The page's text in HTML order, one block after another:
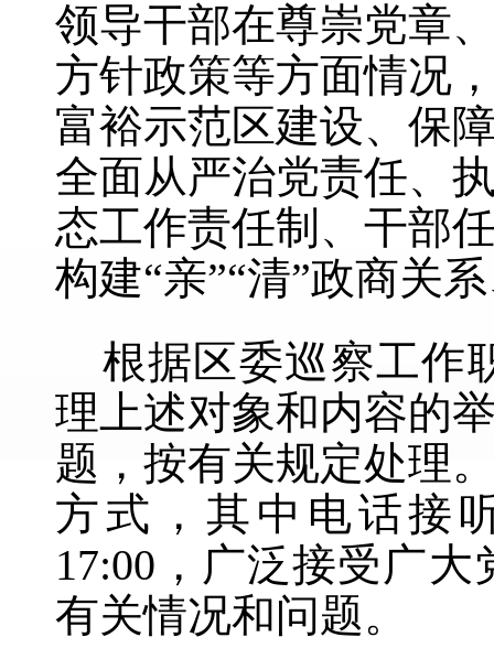
领导干部在尊崇党章
方针政策等方面情况
富裕示范区建设、保
全面从严治党责任、
态工作责任制、干部
构建“亲”“清”政商关系
根据区委巡察工作
理上述对象和内容的
题，按有关规定处理
方式，其中电话接
17:00 ，广泛接受广
有关情况和问题。